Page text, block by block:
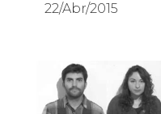
22/Abr/2015